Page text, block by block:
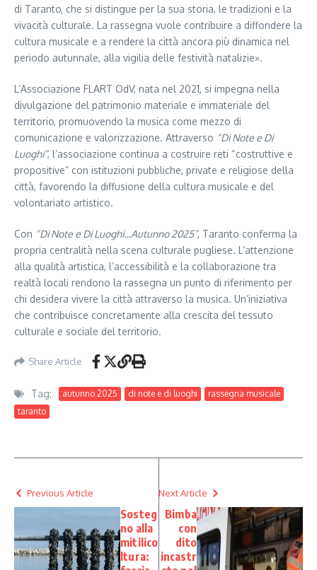
di Taranto, che si distingue per la sua storia, le tradizioni e la
vivacità culturale. La rassegna vuole contribuire a diffondere la
cultura musicale e a rendere la città ancora più dinamica nel
periodo autunnale, alla vigilia delle festività natalizie».
L’Associazione FLART OdV, nata nel 2021, si impegna nella
divulgazione del patrimonio materiale e immateriale del
territorio, promuovendo la musica come mezzo di
comunicazione e valorizzazione. Attraverso “Di Note e Di
Luoghi”, l’associazione continua a costruire reti “costruttive e
propositive” con istituzioni pubbliche, private e religiose della
città, favorendo la diffusione della cultura musicale e del
volontariato artistico.
Con “Di Note e Di Luoghi…Autunno 2025”, Taranto conferma la
propria centralità nella scena culturale pugliese. L’attenzione
alla qualità artistica, l’accessibilità e la collaborazione tra
realtà locali rendono la rassegna un punto di riferimento per
chi desidera vivere la città attraverso la musica. Un’iniziativa
che contribuisce concretamente alla crescita del tessuto
culturale e sociale del territorio.
Share Article
Tag: autunno 2025 di note e di luoghi
rassegna musicale
taranto
Previous Article
Sosteg
no alla
mitilico
ltura:
Next Article
Bimba
con
dito
incastr